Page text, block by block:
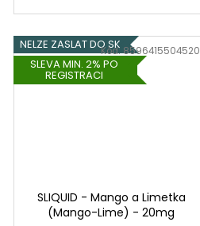
NELZE ZASLAT DO SK
SLEVA MIN. 2% PO
REGISTRACI
SLIQUID - Mango a Limetka
(Mango-Lime) - 20mg
Kód:8596415504520